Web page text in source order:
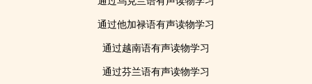
通过他加禄语有声读物学习
通过越南语有声读物学习
通过芬兰语有声读物学习